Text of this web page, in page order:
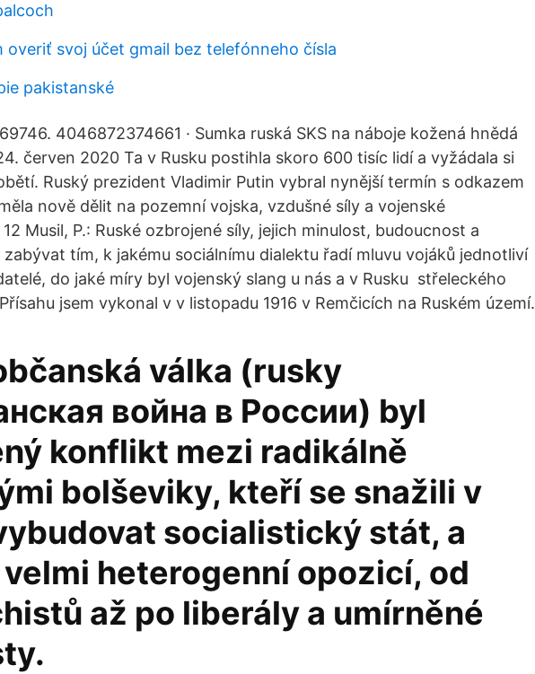
overiť svoj účet gmail bez telefónneho čísla
pakistanské
4046872374661 · Sumka ruská SKS na náboje kožená hnědá
červen 2020 Ta v Rusku postihla skoro 600 tisíc lidí a vyžádala si
Ruský prezident Vladimir Putin vybral nynější termín s odkazem
nově dělit na pozemní vojska, vzdušné síly a vojenské
Musil, P.: Ruské ozbrojené síly, jejich minulost, budoucnost a
zabývat tím, k jakému sociálnímu dialektu řadí mluvu vojáků jednotliví
do jaké míry byl vojenský slang u nás a v Rusku střeleckého
jsem vykonal v v listopadu 1916 v Remčicích na Ruském území.
válka (rusky
война в России) byl
konflikt mezi radikálně
bolševiky, kteří se snažili v
socialistický stát, a
heterogenní opozicí, od
až po liberály a umírněné